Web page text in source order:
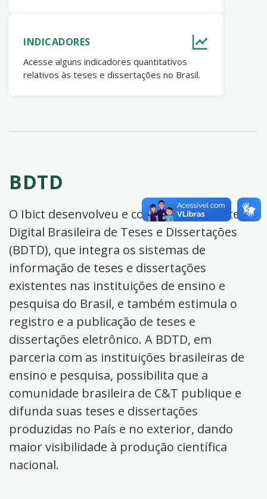
INDICADORES
Acesse alguns indicadores quantitativos
relativos às teses e dissertações no Brasil.
BDTD
O Ibict desenvolveu e coordena a Biblioteca
Digital Brasileira de Teses e Dissertações
(BDTD), que integra os sistemas de
informação de teses e dissertações
existentes nas instituições de ensino e
pesquisa do Brasil, e também estimula o
registro e a publicação de teses e
dissertações eletrônico. A BDTD, em
parceria com as instituições brasileiras de
ensino e pesquisa, possibilita que a
comunidade brasileira de C&T publique e
difunda suas teses e dissertações
produzidas no País e no exterior, dando
maior visibilidade à produção científica
nacional.